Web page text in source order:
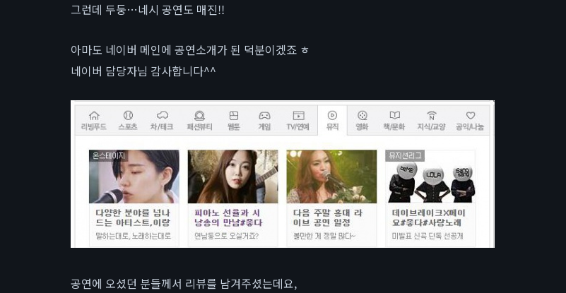
그런데 두둥…네시 공연도 매진!!
아마도 네이버 메인에 공연소개가 된 덕분이겠죠 ㅎ
네이버 담당자님 감사합니다^^
공연에 오셨던 분들께서 리뷰를 남겨주셨는데요,